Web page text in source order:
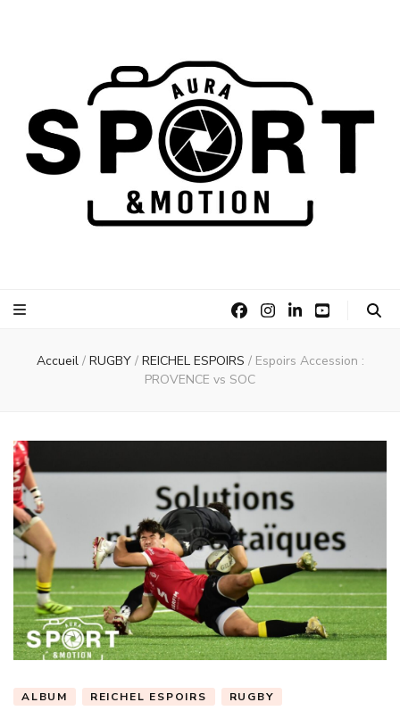
&Motion
Accueil / RUGBY / REICHEL ESPOIRS / Espoirs Accession :
PROVENCE vs SOC
ALBUM REICHEL ESPOIRS RUGBY